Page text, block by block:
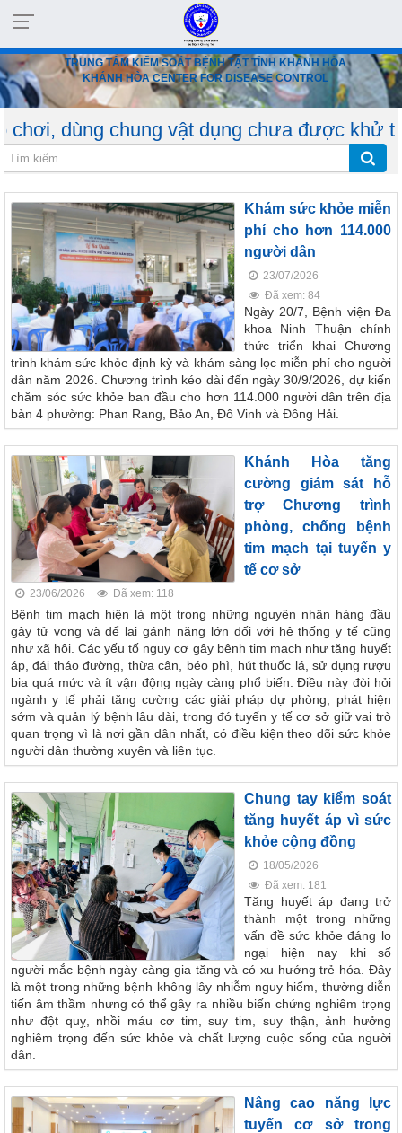
TRUNG TÂM KIỂM SOÁT BỆNH TẬT TỈNH KHÁNH HÒA
KHÁNH HÒA CENTER FOR DISEASE CONTROL
chung vật dụng chưa được khử
Khám sức khỏe miễn
phí cho hơn 114.000
người dân
23/07/2026
Đã xem: 84
Ngày 20/7, Bệnh viện Đa
khoa Ninh Thuận chính
thức triển khai Chương
trình khám sức khỏe định kỳ và khám sàng lọc miễn phí cho người
dân năm 2026. Chương trình kéo dài đến ngày 30/9/2026, dự kiến
chăm sóc sức khỏe ban đầu cho hơn 114.000 người dân trên địa
bàn 4 phường: Phan Rang, Bảo An, Đô Vinh và Đông Hải.
Khánh Hòa tăng
cường giám sát hỗ
trợ Chương trình
phòng, chống bệnh
tim mạch tại tuyến y
tế cơ sở
23/06/2026 Đã xem: 118
Bệnh tim mạch hiện là một trong những nguyên nhân hàng đầu
gây tử vong và để lại gánh nặng lớn đối với hệ thống y tế cũng
như xã hội. Các yếu tố nguy cơ gây bệnh tim mạch như tăng huyết
áp, đái tháo đường, thừa cân, béo phì, hút thuốc lá, sử dụng rượu
bia quá mức và ít vận động ngày càng phổ biến. Điều này đòi hỏi
ngành y tế phải tăng cường các giải pháp dự phòng, phát hiện
sớm và quản lý bệnh lâu dài, trong đó tuyến y tế cơ sở giữ vai trò
quan trọng vì là nơi gần dân nhất, có điều kiện theo dõi sức khỏe
người dân thường xuyên và liên tục.
Chung tay kiểm soát
tăng huyết áp vì sức
khỏe cộng đồng
18/05/2026
Đã xem: 181
Tăng huyết áp đang trở
thành một trong những
vấn đề sức khỏe đáng lo
ngại hiện nay khi số
người mắc bệnh ngày càng gia tăng và có xu hướng trẻ hóa. Đây
là một trong những bệnh không lây nhiễm nguy hiểm, thường diễn
tiến âm thầm nhưng có thể gây ra nhiều biến chứng nghiêm trọng
như đột quỵ, nhồi máu cơ tim, suy tim, suy thận, ảnh hưởng
nghiêm trọng đến sức khỏe và chất lượng cuộc sống của người
dân.
Nâng cao năng lực
tuyến cơ sở trong